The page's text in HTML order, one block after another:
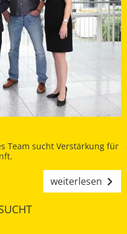
Team sucht Verstärkung für
weiterlesen